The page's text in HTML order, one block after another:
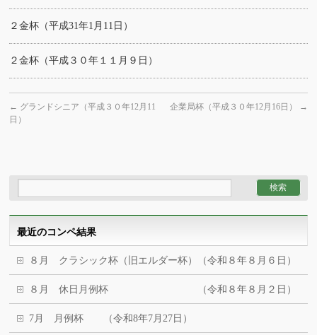
２金杯（平成31年1月11日）
２金杯（平成３０年１１月９日）
← グランドシニア（平成３０年12月11
日）
企業局杯（平成３０年12月16日） →
最近のコンペ結果
８月 クラシック杯（旧エルダー杯）（令和８年８月６日）
８月 休日月例杯 （令和８年８月２日）
7月 月例杯 （令和8年7月27日）